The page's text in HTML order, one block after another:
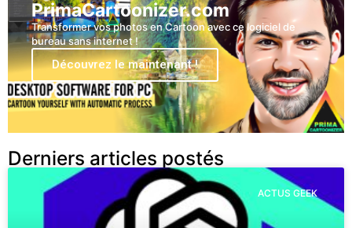
PrimaCartoonizer.com
Transformer vos photos en Cartoon avec ce logiciel de
bureau sans internet !
Découvrez le maintenant !
Derniers articles postés
ACTUS GEEK